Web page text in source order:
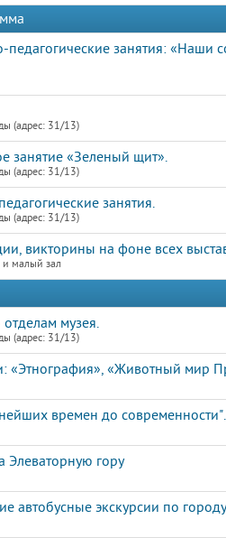
занятия: «Наши
(адрес: 31/13)
занятие «Зеленый щит».
(адрес: 31/13)
занятия.
(адрес: 31/13)
викторины на фоне всех
и малый зал
музея.
(адрес: 31/13)
«Этнография», «Животный мир
времен до современности".
Элеваторную гору
автобусные экскурсии по городу